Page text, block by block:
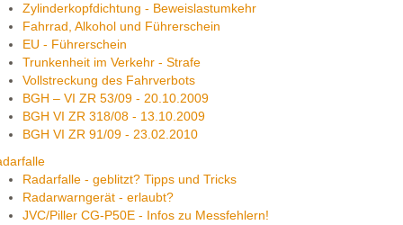
Zylinderkopfdichtung - Beweislastumkehr
Fahrrad, Alkohol und Führerschein
EU - Führerschein
Trunkenheit im Verkehr - Strafe
Vollstreckung des Fahrverbots
BGH – VI ZR 53/09 - 20.10.2009
BGH VI ZR 318/08 - 13.10.2009
BGH VI ZR 91/09 - 23.02.2010
Radarfalle - geblitzt? Tipps und Tricks
Radarwarngerät - erlaubt?
JVC/Piller CG-P50E - Infos zu Messfehlern!